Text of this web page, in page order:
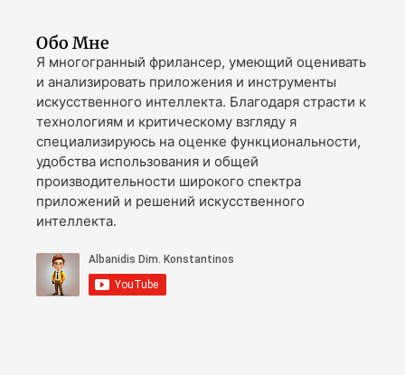
Обо Мне
Я многогранный фрилансер, умеющий оценивать
и анализировать приложения и инструменты
искусственного интеллекта. Благодаря страсти к
технологиям и критическому взгляду я
специализируюсь на оценке функциональности,
удобства использования и общей
производительности широкого спектра
приложений и решений искусственного
интеллекта.